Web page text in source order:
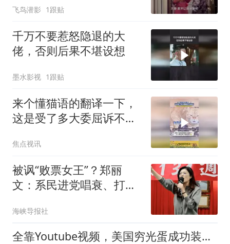
飞鸟潜影 1跟贴
千万不要惹怒隐退的大
佬，否则后果不堪设想
墨水影视 1跟贴
来个懂猫语的翻译一下，
这是受了多大委屈诉不完
焦点视讯
被讽“败票女王”？郑丽
文：系民进党唱衰、打
海峡导报社
全靠Youtube视频，美国穷光蛋成功装成金融大佬，还骗了中国富豪1个亿